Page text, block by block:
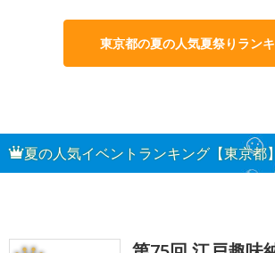
東京都の夏の人気夏祭りラン
夏の人気イベントランキング【東京都】